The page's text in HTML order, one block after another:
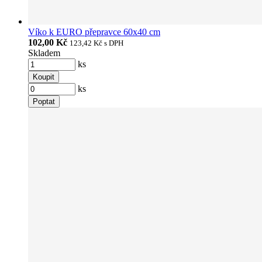
Víko k EURO přepravce 60x40 cm
102,00 Kč 123,42 Kč s DPH
Skladem
ks
Koupit
ks
Poptat